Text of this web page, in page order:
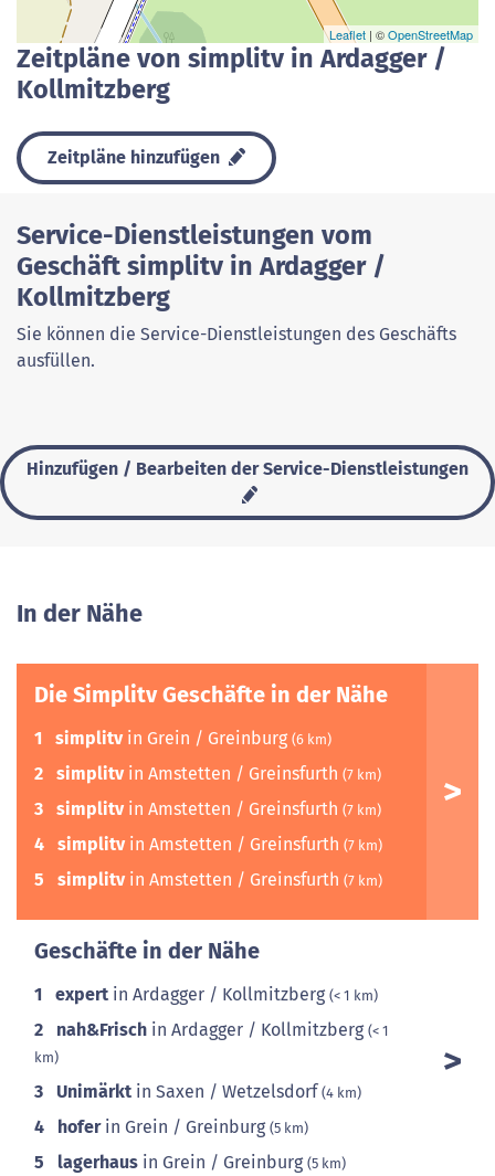
Leaflet | ©OpenStreetMap
Zeitpläne von simplitv in Ardagger /
Kollmitzberg
Zeitpläne hinzufügen
Service-Dienstleistungen vom
Geschäft simplitv in Ardagger /
Kollmitzberg
Sie können die Service-Dienstleistungen des Geschäfts
ausfüllen.
Hinzufügen / Bearbeiten der Service-Dienstleistungen
In der Nähe
Die Simplitv Geschäfte in der Nähe
1 simplitvin Grein / Greinburg (6 km)
2 simplitvin Amstetten / Greinsfurth (7 km)
3 simplitvin Amstetten / Greinsfurth (7 km)
4 simplitvin Amstetten / Greinsfurth (7 km)
5 simplitvin Amstetten / Greinsfurth (7 km)
Geschäfte in der Nähe
1 expert in Ardagger / Kollmitzberg (< 1 km)
2 nah&Frisch in Ardagger / Kollmitzberg (< 1
km)
3 Unimärkt in Saxen / Wetzelsdorf(4 km)
4 hoferin Grein / Greinburg (5 km)
5 lagerhaus in Grein / Greinburg (5 km)